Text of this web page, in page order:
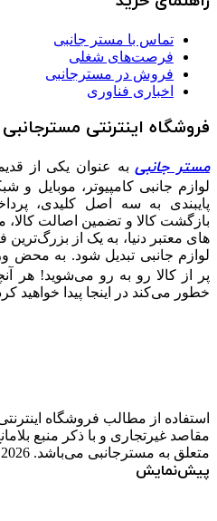
تماس با مستر جانبی
فرصت‌های شغلی
فروش در مسترجانبی
اخباری فناوری
فروشگاه اینترنتی مسترجانبی
مستر جانبی به عنوان یکی از
لوازم جانبی کامپیوتر، موبایل و
بازگشت کالا و تضمین اصالت
های معتبر دنیا، به یک از بزرگ‌ترین
لوازم جانبی تبدیل شود. به محض
پر از کالا رو به رو می‌شوید! هر
خطور می‌کند در اینجا پیدا خواهید
استفاده از مطالب فروشگاه
مقاصد غیرتجاری و با ذکر منبع
متعلق به مسترجانبی می‌باشد. Copyright © 2012 - 2026
پیش‌نمایش